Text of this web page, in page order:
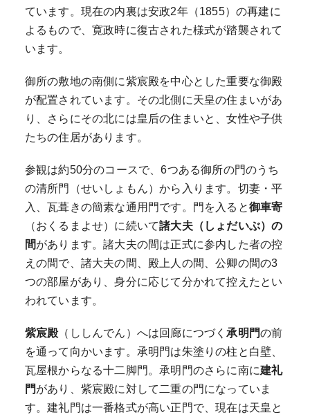
ています。現在の内裏は安政2年（1855）の再建に
よるもので、寛政時に復古された様式が踏襲されて
います。
御所の敷地の南側に紫宸殿を中心とした重要な御殿
が配置されています。その北側に天皇の住まいがあ
り、さらにその北には皇后の住まいと、女性や子供
たちの住居があります。
参観は約50分のコースで、6つある御所の門のうち
の清所門（せいしょもん）から入ります。切妻・平
入、瓦葺きの簡素な通用門です。門を入ると御車寄
（おくるまよせ）に続いて諸大夫（しょだいぶ）の
間があります。諸大夫の間は正式に参内した者の控
えの間で、諸大夫の間、殿上人の間、公卿の間の3
つの部屋があり、身分に応じて分かれて控えたとい
われています。
紫宸殿（ししんでん）へは回廊につづく承明門の前
を通って向かいます。承明門は朱塗りの柱と白壁、
瓦屋根からなる十二脚門。承明門のさらに南に建礼
門があり、紫宸殿に対して二重の門になっていま
す。建礼門は一番格式が高い正門で、現在は天皇と